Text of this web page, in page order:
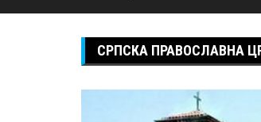
СРПСКА ПРАВОСЛАВНА